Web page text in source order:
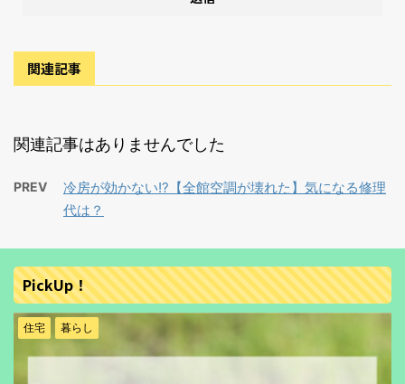
関連記事
関連記事はありませんでした
PREV
冷房が効かない!?【全館空調が壊れた】気になる修理
代は？
PickUp！
住宅 暮らし